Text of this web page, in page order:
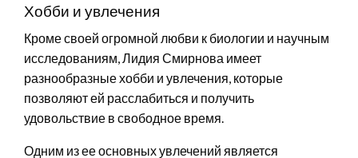
Хобби и увлечения
Кроме своей огромной любви к биологии и научным
исследованиям, Лидия Смирнова имеет
разнообразные хобби и увлечения, которые
позволяют ей расслабиться и получить
удовольствие в свободное время.
Одним из ее основных увлечений является